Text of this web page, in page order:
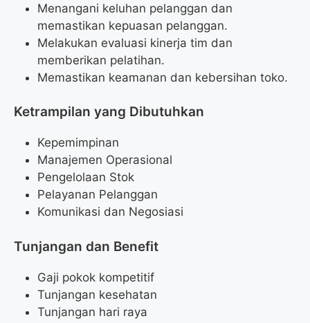
Menangani keluhan pelanggan dan
memastikan kepuasan pelanggan.
Melakukan evaluasi kinerja tim dan
memberikan pelatihan.
Memastikan keamanan dan kebersihan toko.
Ketrampilan yang Dibutuhkan
Kepemimpinan
Manajemen Operasional
Pengelolaan Stok
Pelayanan Pelanggan
Komunikasi dan Negosiasi
Tunjangan dan Benefit
Gaji pokok kompetitif
Tunjangan kesehatan
Tunjangan hari raya